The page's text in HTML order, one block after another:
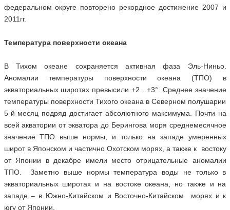
федеральном округе повторено рекордное достижение 2007 и
2011гг.
Температура поверхности океана
В Тихом океане сохраняется активная фаза Эль-Ниньо.
Аномалии температуры поверхности океана (ТПО) в
экваториальных широтах превысили +2…+3°. Среднее значение
температуры поверхности Тихого океана в Северном полушарии
5-й месяц подряд достигает абсолютного максимума. Почти на
всей акватории от экватора до Берингова моря среднемесячное
значение ТПО выше нормы, и только на западе умеренных
широт в Японском и частично Охотском морях, а также к востоку
от Японии в декабре имели место отрицательные аномалии
ТПО. Заметно выше нормы температура воды не только в
экваториальных широтах и на востоке океана, но также и на
западе – в Южно-Китайском и Восточно-Китайском морях и к
югу от Японии.